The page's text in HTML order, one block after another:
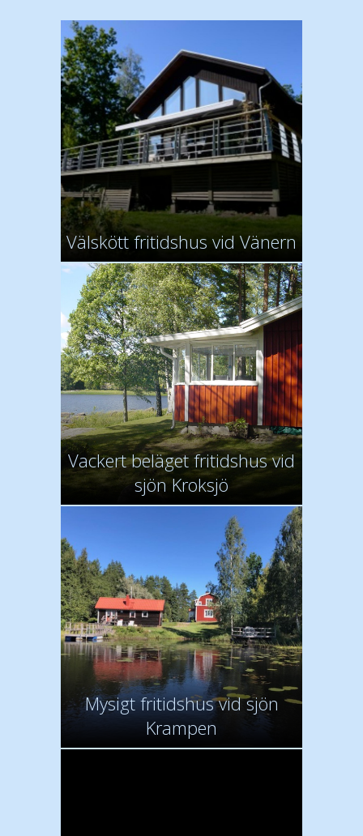
Välskött fritidshus vid Vänern
Vackert beläget fritidshus vid
sjön Kroksjö
Mysigt fritidshus vid sjön
Krampen